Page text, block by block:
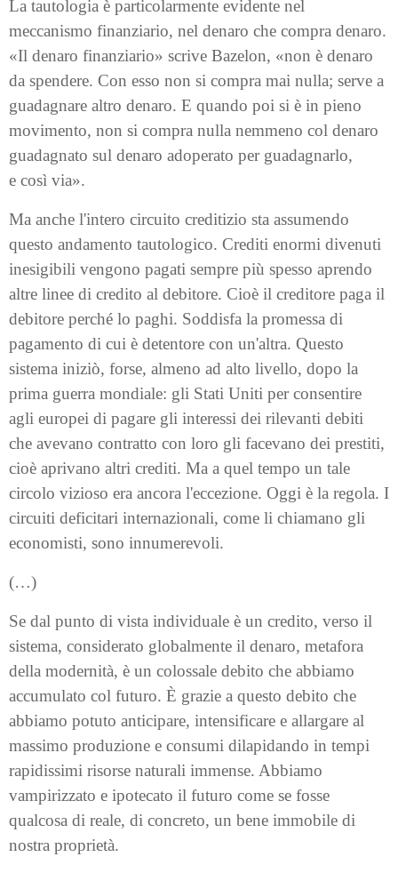
La tautologia è particolarmente evidente nel
meccanismo finanziario, nel denaro che compra denaro.
«Il denaro finanziario» scrive Bazelon, «non è denaro
da spendere. Con esso non si compra mai nulla; serve a
guadagnare altro denaro. E quando poi si è in pieno
movimento, non si compra nulla nemmeno col denaro
guadagnato sul denaro adoperato per guadagnarlo,
e così via».
Ma anche l'intero circuito creditizio sta assumendo
questo andamento tautologico. Crediti enormi divenuti
inesigibili vengono pagati sempre più spesso aprendo
altre linee di credito al debitore. Cioè il creditore paga il
debitore perché lo paghi. Soddisfa la promessa di
pagamento di cui è detentore con un'altra. Questo
sistema iniziò, forse, almeno ad alto livello, dopo la
prima guerra mondiale: gli Stati Uniti per consentire
agli europei di pagare gli interessi dei rilevanti debiti
che avevano contratto con loro gli facevano dei prestiti,
cioè aprivano altri crediti. Ma a quel tempo un tale
circolo vizioso era ancora l'eccezione. Oggi è la regola. I
circuiti deficitari internazionali, come li chiamano gli
economisti, sono innumerevoli.
(…)
Se dal punto di vista individuale è un credito, verso il
sistema, considerato globalmente il denaro, metafora
della modernità, è un colossale debito che abbiamo
accumulato col futuro. È grazie a questo debito che
abbiamo potuto anticipare, intensificare e allargare al
massimo produzione e consumi dilapidando in tempi
rapidissimi risorse naturali immense. Abbiamo
vampirizzato e ipotecato il futuro come se fosse
qualcosa di reale, di concreto, un bene immobile di
nostra proprietà.